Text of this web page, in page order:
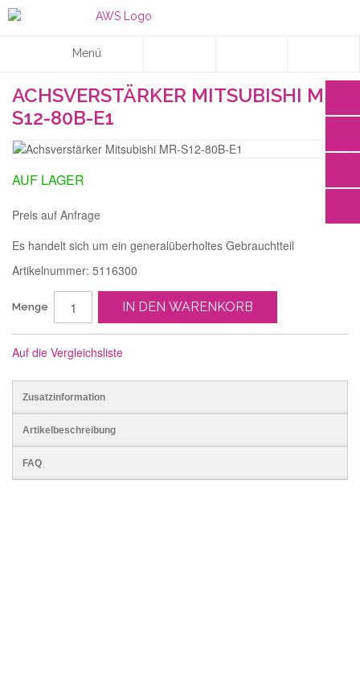
Menü
ACHSVERSTÄRKER MITSUBISHI MR-
S12-80B-E1
AUF LAGER
Preis auf Anfrage
Es handelt sich um ein generalüberholtes Gebrauchtteil
Artikelnummer: 5116300
Menge IN DEN WARENKORB
Auf die Vergleichsliste
Zusatzinformation
Artikelbeschreibung
FAQ